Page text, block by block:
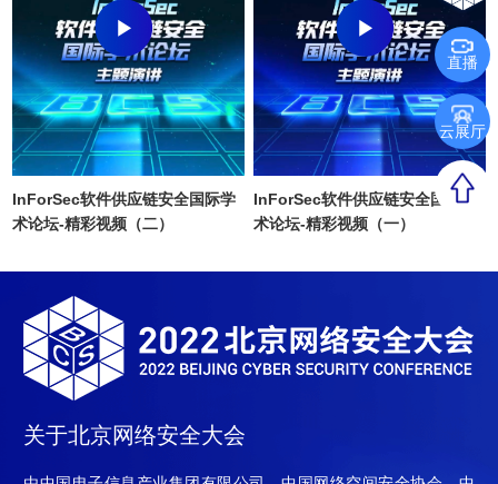
InForSec软件供应链安全国际学
术论坛-精彩视频（二）
InForSec软件供应链安全国际学
术论坛-精彩视频（一）
关于北京网络安全大会
直播
云展厅